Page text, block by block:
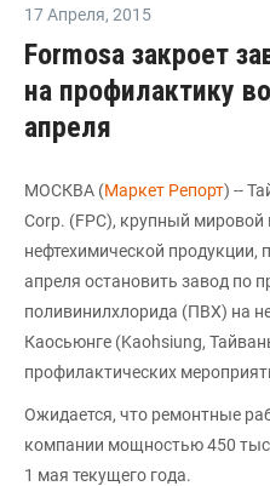
17 Апреля, 2015
Formosa закроет
на профилактику
апреля
МОСКВА (Маркет Репорт) --
Corp. (FPC), крупный мировой
нефтехимической продукции,
апреля остановить завод по
поливинилхлорида (ПВХ) на
Каосьюнге (Kaohsiung,
профилактических
Ожидается, что ремонтные
компании мощностью 450
1 мая текущего года.